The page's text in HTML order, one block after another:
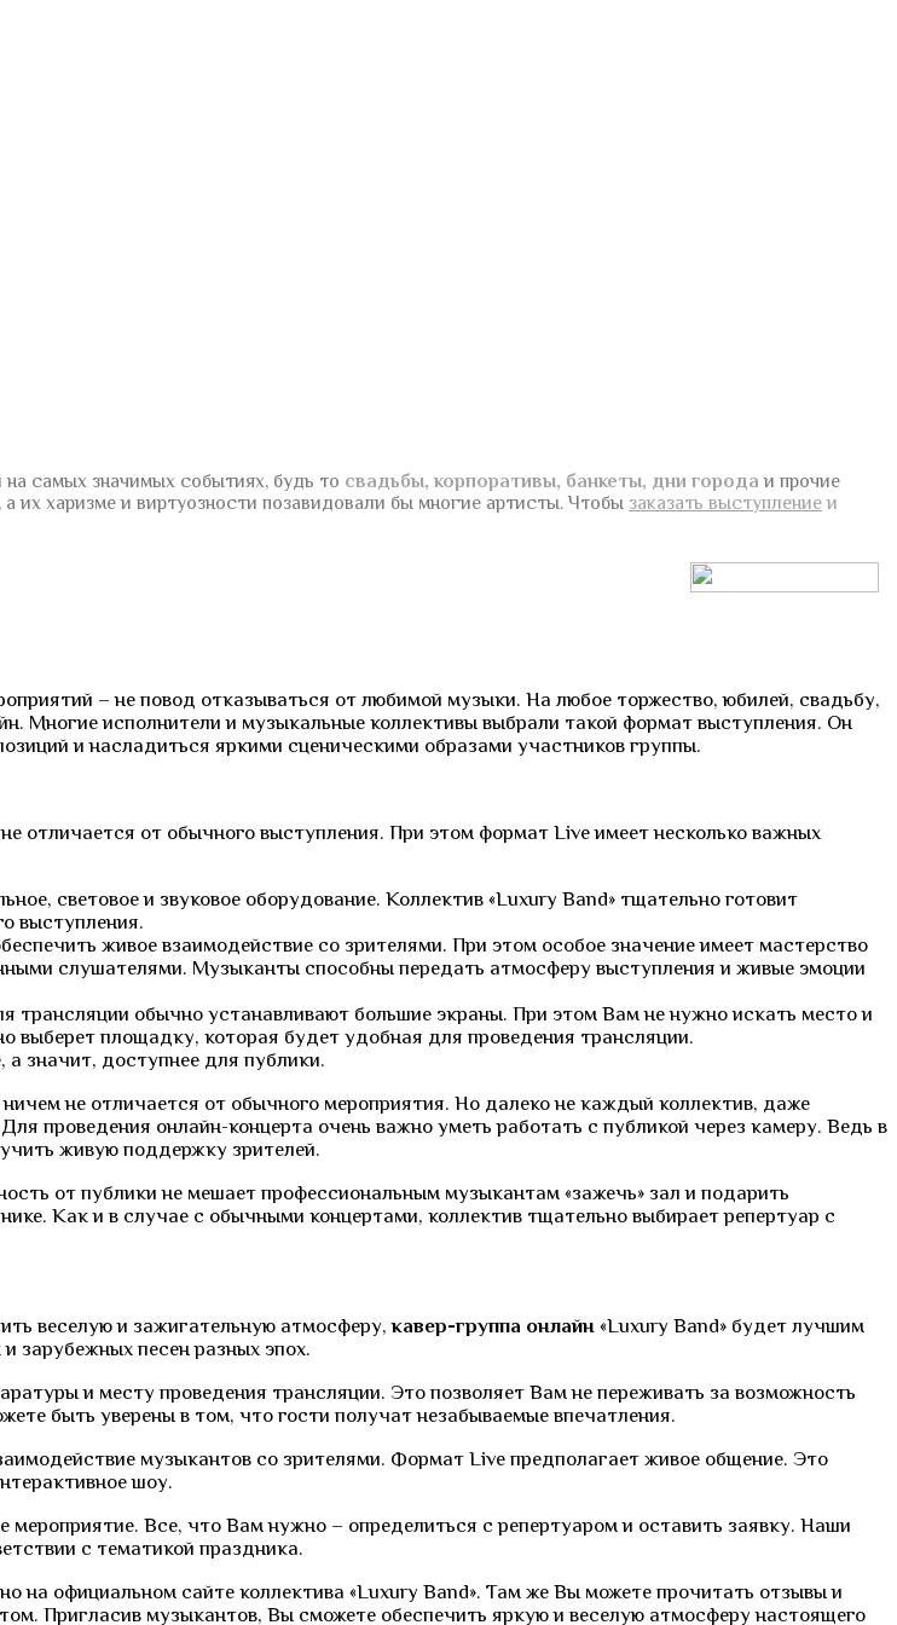
самых значимых событиях, будь то свадьбы, корпоративы, банкеты, дни города и прочие
, а их харизме и виртуозности позавидовали бы многие артисты.Чтобы заказать выступлениеи
– не повод отказываться от любимой музыки. На любое торжество, юбилей, свадьбу,
Многие исполнители и музыкальные коллективы выбрали такой формат выступления. Он
и насладиться яркими сценическими образами участников группы.
отличается от обычного выступления. При этом формат Live имеет несколько важных
световое и звуковое оборудование. Коллектив «Luxury Band» тщательно готовит
выступления.
живое взаимодействие со зрителями. При этом особое значение имеет мастерство
слушателями. Музыканты способны передать атмосферу выступления и живые эмоции
трансляции обычно устанавливают большие экраны. При этом Вам не нужно искать место и
выберет площадку, которая будет удобная для проведения трансляции.
значит, доступнее для публики.
не отличается от обычного мероприятия. Но далеко не каждый коллектив, даже
проведения онлайн-концерта очень важно уметь работать с публикой через камеру. Ведь в
живую поддержку зрителей.
от публики не мешает профессиональным музыкантам «зажечь» зал и подарить
Как и в случае с обычными концертами, коллектив тщательно выбирает репертуар с
веселую и зажигательную атмосферу,кавер-группа онлайн «Luxury Band» будет лучшим
зарубежных песен разных эпох.
и месту проведения трансляции. Это позволяет Вам не переживать за возможность
быть уверены в том, что гости получат незабываемые впечатления.
музыкантов со зрителями. Формат Live предполагает живое общение. Это
шоу.
Все, что Вам нужно – определиться с репертуаром и оставить заявку. Наши
с тематикой праздника.
на официальном сайте коллектива «Luxury Band». Там же Вы можете прочитать отзывы и
Пригласив музыкантов, Вы сможете обеспечить яркую и веселую атмосферу настоящего